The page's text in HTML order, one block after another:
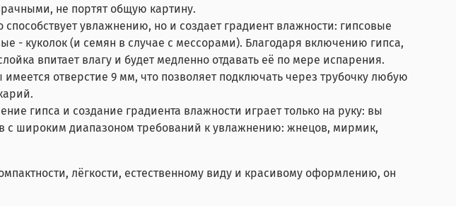
не портят общую картину.
увлажнению, но и создает градиент влажности: гипсовые
- куколок (и семян в случае с мессорами). Благодаря включению гипса,
впитает влагу и будет медленно отдавать её по мере испарения.
отверстие 9 мм, что позволяет подключать через трубочку любую
гипса и создание градиента влажности играет только на руку: вы
с широким диапазоном требований к увлажнению: жнецов, мирмик,
лёгкости, естественному виду и красивому оформлению, он